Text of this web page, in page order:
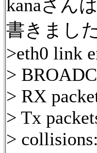
kanaさん
書きました
>eth0 link
>
> RX
> Tx
>